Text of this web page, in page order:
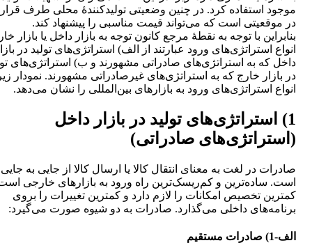
موجود استفاده کرد. در چنین وضعیتی تولیدکنندۀ محلی طرف قرار
در موقعیتی است که می‌تواند قیمت مناسبی را پیشنهاد کند.
بنابراین با توجه به نقطۀ مرجع کانون توجه به بازار داخل یا بازار
انواع استراتژی‌های ورود عبارتند از الف) استراتژی‌های تولید در
داخل که به استراتژی‌های صادراتی مشهورند و ب) استراتژی‌های
در بازار خارج که به استراتژی‌های غیرصادراتی مشهورند. نمودار
انواع استراتژی‌های ورود به بازارهای بین‌المللی را نشان می‌دهد.
1) استراتژی‌های تولید در بازار داخل
(استراتژی‌های صادراتی)
صادرات در لغت به معنای انتقال کالا یا ارسال کالا از جایی به
است. ساده‌ترین و کم‌ریسک‌ترین راه ورود به بازارهای خارجی
کمترین تخصیص امکانات را لازم دارد و کمترین تغییرات را بروی
برنامه‌های داخلی می‌گذارد. صادرات به دو شیوه صورت می‌گیرد:
الف-1) صادرات مستقیم